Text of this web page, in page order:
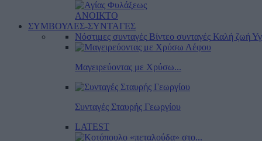
ΑΝΟΙΚΤΟ
ΣΥΜΒΟΥΛΕΣ-ΣΥΝΤΑΓΕΣ
Νόστιμες συνταγές Βίντεο συνταγές Καλή ζωή
Μαγειρεύοντας με Χρύσω...
Συνταγές Σταυρής Γεωργίου
LATEST